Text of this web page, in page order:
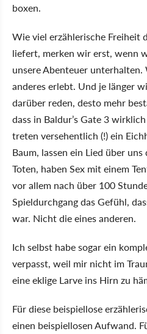
boxen.
Wie viel erzählerische Freiheit
liefert, merken wir erst, wenn
unsere Abenteuer
anderes erlebt. Und je länger
darüber reden, desto mehr
dass in Baldur’s Gate 3
treten versehentlich (!) ein
Baum, lassen ein Lied über
Toten, haben Sex mit einem
vor allem nach über 100
Spieldurchgang das Gefühl,
war. Nicht die eines anderen.
Ich selbst habe sogar ein
verpasst, weil mir nicht im
eine eklige Larve ins Hirn zu
Für diese beispiellose
einen beispiellosen Aufwand.